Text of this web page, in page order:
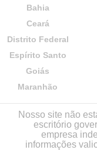
Bahia
Ceará
Distrito Federal
Espírito Santo
Goiás
Maranhão
Nosso site não
escritório
empresa
informações